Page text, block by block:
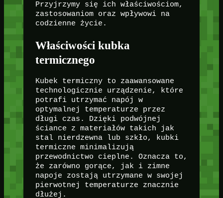
Przyjrzymy się ich właściwościom,
zastosowaniom oraz wpływowi na
codzienne życie.
Właściwości kubka
termicznego
Kubek termiczny to zaawansowane
technologicznie urządzenie, które
potrafi utrzymać napój w
optymalnej temperaturze przez
długi czas. Dzięki podwójnej
ściance z materiałów takich jak
stal nierdzewna lub szkło, kubki
termiczne minimalizują
przewodnictwo cieplne. Oznacza to,
że zarówno gorące, jak i zimne
napoje zostają utrzymane w swojej
pierwotnej temperaturze znacznie
dłużej.